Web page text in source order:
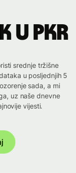
u PKR
srednje tržišne
u posljednjih 5
sada, a mi
uz naše dnevne
vijesti.